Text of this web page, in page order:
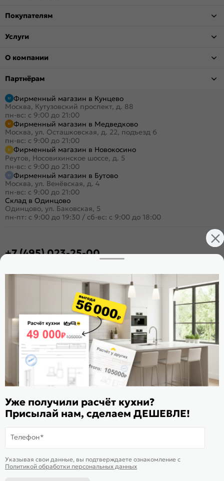
Покупателям
Услуги
О компании
Партнёрам
Фирменный магазин в Кунцево
Москва, Кутузовский проспект, д. 88
пн-вс: с 9:00 до 21:00
Фирменный магазин в Медведково
Москва, ул. Осташковская, д. 22, подъезд 6
пн-вс: с 9:00 до 21:00
Фирменный магазин в Новокосино
Реутов, Носовихинское шоссе, д. 5
пн-вс: с 9:00 до 21:00
Фирменный магазин в Бутово
Москва, ул. Венёвская, д. 4
пн-вс: с 9:00 до 21:00
Склад в Одинцово
Одинцово, ул. Баковская, 5
пн-пт: с 9:00 до 19:30 / сб-вс: с 9:00 до 18:00
+7 (495) 023-25-00
Расскажите о нас
Поделиться
Оцените магазин
ИКС 1180
© 2015—2026 Интернет-магазин мебели Mebel169.ru
Пользовательское соглашение
Политика обработки персональных данных
Карта сайта
технологии
Уже получили расчёт кухни?
Присылай нам, сделаем ДЕШЕВЛЕ!
Телефон*
Указывая свои данные, вы подтверждаете ознакомление c
Политикой обработки персональных данных